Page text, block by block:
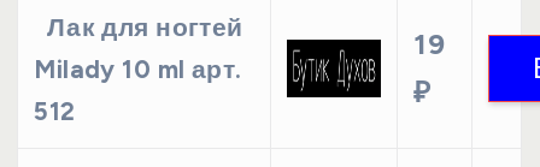
Лак для ногтей
Milady 10 ml арт.
512
19
₽